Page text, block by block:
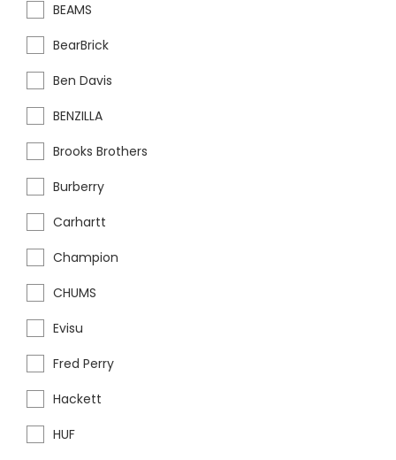
BEAMS
BearBrick
Ben Davis
BENZILLA
Brooks Brothers
Burberry
Carhartt
Champion
CHUMS
Evisu
Fred Perry
Hackett
HUF